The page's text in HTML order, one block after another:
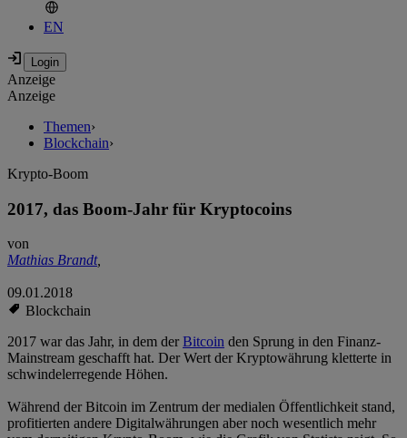
EN
Anzeige
Anzeige
Themen›
Blockchain›
Krypto-Boom
2017, das Boom-Jahr für Kryptocoins
von
Mathias Brandt,
09.01.2018
Blockchain
2017 war das Jahr, in dem derBitcoin den Sprung in den Finanz-
Mainstream geschafft hat. Der Wert der Kryptowährung kletterte in
schwindelerregende Höhen.
Während der Bitcoin im Zentrum der medialen Öffentlichkeit stand,
profitierten andere Digitalwährungen aber noch wesentlich mehr